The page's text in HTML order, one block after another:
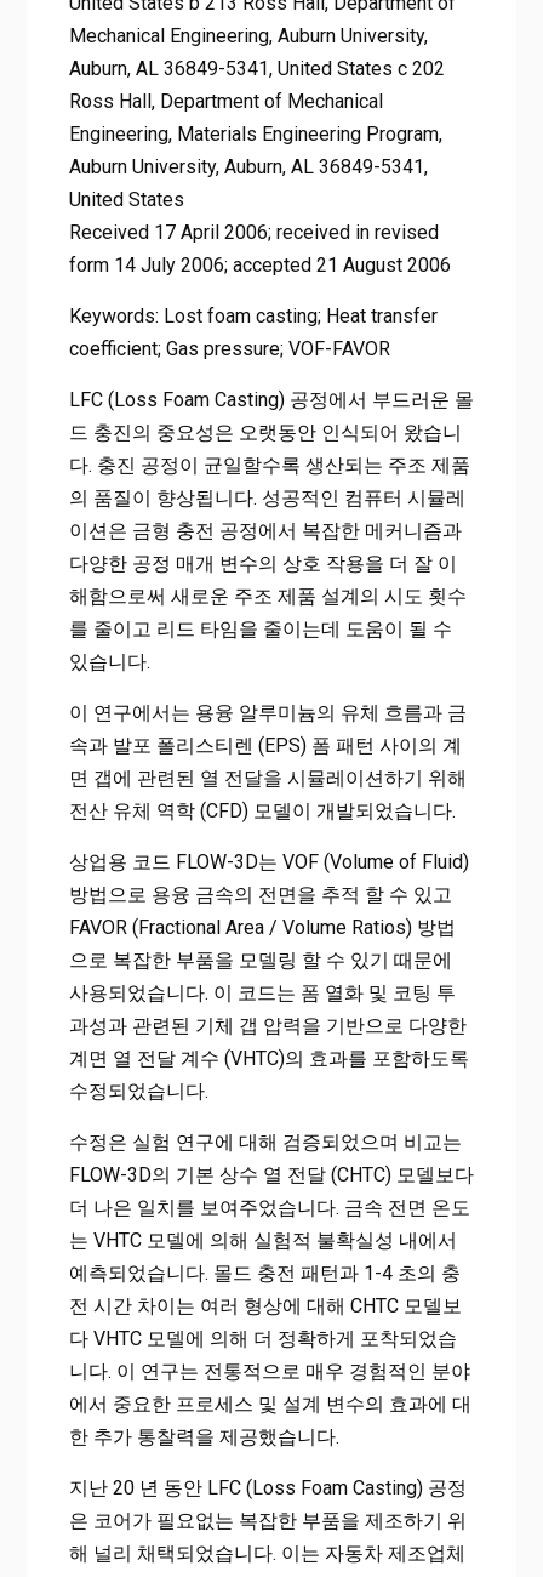
Mechanical Engineering, Auburn University,
Auburn, AL 36849-5341, United States c 202
Ross Hall, Department of Mechanical
Engineering, Materials Engineering Program,
Auburn University, Auburn, AL 36849-5341,
United States
Received 17 April 2006; received in revised
form 14 July 2006; accepted 21 August 2006
Keywords: Lost foam casting; Heat transfer
coefficient; Gas pressure; VOF-FAVOR
LFC (Loss Foam Casting) 공정에서 부드러운 몰
드 충진의 중요성은 오랫동안 인식되어 왔습니
다. 충진 공정이 균일할수록 생산되는 주조 제품
의 품질이 향상됩니다. 성공적인 컴퓨터 시뮬레
이션은 금형 충전 공정에서 복잡한 메커니즘과
다양한 공정 매개 변수의 상호 작용을 더 잘 이
해함으로써 새로운 주조 제품 설계의 시도 횟수
를 줄이고 리드 타임을 줄이는데 도움이 될 수
있습니다.
이 연구에서는 용융 알루미늄의 유체 흐름과 금
속과 발포 폴리스티렌 (EPS) 폼 패턴 사이의 계
면 갭에 관련된 열 전달을 시뮬레이션하기 위해
전산 유체 역학 (CFD) 모델이 개발되었습니다.
상업용 코드 FLOW-3D는 VOF (Volume of Fluid)
방법으로 용융 금속의 전면을 추적 할 수 있고
FAVOR (Fractional Area / Volume Ratios) 방법
으로 복잡한 부품을 모델링 할 수 있기 때문에
사용되었습니다. 이 코드는 폼 열화 및 코팅 투
과성과 관련된 기체 갭 압력을 기반으로 다양한
계면 열 전달 계수 (VHTC)의 효과를 포함하도록
수정되었습니다.
수정은 실험 연구에 대해 검증되었으며 비교는
FLOW-3D의 기본 상수 열 전달 (CHTC) 모델보다
더 나은 일치를 보여주었습니다. 금속 전면 온도
는 VHTC 모델에 의해 실험적 불확실성 내에서
예측되었습니다. 몰드 충전 패턴과 1-4 초의 충
전 시간 차이는 여러 형상에 대해 CHTC 모델보
다 VHTC 모델에 의해 더 정확하게 포착되었습
니다. 이 연구는 전통적으로 매우 경험적인 분야
에서 중요한 프로세스 및 설계 변수의 효과에 대
한 추가 통찰력을 제공했습니다.
지난 20 년 동안 LFC (Loss Foam Casting) 공정
은 코어가 필요없는 복잡한 부품을 제조하기 위
해 널리 채택되었습니다. 이는 자동차 제조업체